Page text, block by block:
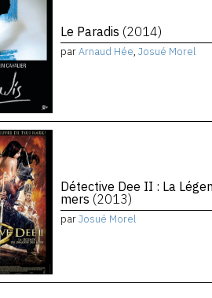
Le Paradis (2014)
parArnaud Hée, Josué Morel
Détective Dee II : La
mers (2013)
parJosué Morel